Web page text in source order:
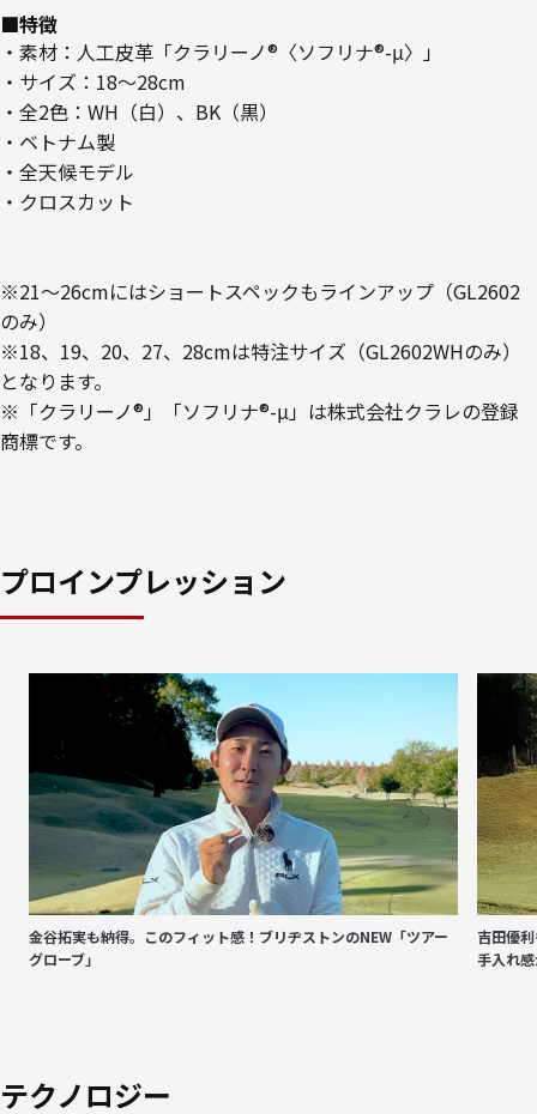
■特徴
・素材：人工皮革「クラリーノ®〈ソフリナ®-μ〉」
・サイズ：18～28cm
・全2色：WH（白）、BK（黒）
・ベトナム製
・全天候モデル
・クロスカット
※21～26cmにはショートスペックもラインアップ（GL2602
のみ）
※18、19、20、27、28cmは特注サイズ（GL2602WHのみ）
となります。
※「クラリーノ®」「ソフリナ®-μ」は株式会社クラレの登録
商標です。
プロインプレッション
金谷拓実も納得。このフィット感！ブリヂストンのNEW「ツアー
グローブ」
吉田優
手入れ
テクノロジー